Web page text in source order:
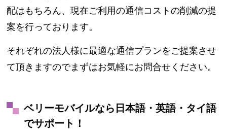
配はもちろん、現在ご利用の通信コストの削減の提
案を行っております。
それぞれの法人様に最適な通信プランをご提案させ
て頂きますのでまずはお気軽にお問合せください。
ベリーモバイルなら日本語・英語・タイ語
でサポート！